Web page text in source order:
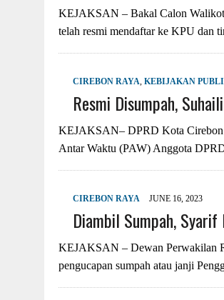
KEJAKSAN – Bakal Calon
telah resmi mendaftar ke KPU dan
CIREBON RAYA, KEBIJAKAN
Resmi Disumpah,
KEJAKSAN– DPRD Kota Cirebon
Antar Waktu (PAW) Anggota
CIREBON RAYA JUNE 16, 2023
Diambil Sumpah,
KEJAKSAN – Dewan Perwakilan
pengucapan sumpah atau janji